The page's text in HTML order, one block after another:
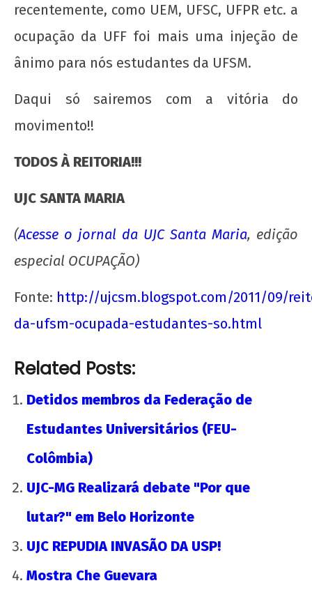
Nota Política da UJC SE - Nas eleições para o
59° CONUNE na UFS, o Coletivo Quilombo (PT)
escancara o oportunismo da majoritária da
UNE!
agosto
2012
admin
Nota Política da UJC - PARA ALÉM DA
"Novo" Ensino Médio!
agosto
2012
wp-
admin
recentemente, como UEM, UFSC, UFPR etc. a
ocupação da UFF foi mais uma injeção de
ânimo para nós estudantes da UFSM.
Daqui só sairemos com a vitória do
movimento!!
TODOS À REITORIA!!!
UJC SANTA MARIA
(Acesse o jornal da UJC Santa Maria, edição
especial OCUPAÇÃO)
Fonte: http://ujcsm.blogspot.com/2011/09/
da-ufsm-ocupada-estudantes-so.html
Related Posts:
Detidos membros da Federação de
Estudantes Universitários (FEU-
Colômbia)
UJC-MG Realizará debate "Por que
lutar?" em Belo Horizonte
UJC REPUDIA INVASÃO DA USP!
Mostra Che Guevara